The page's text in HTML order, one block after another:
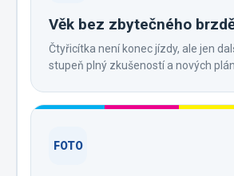
Věk bez zbytečného
Čtyřicítka není konec jízdy, ale jen
stupeň plný zkušeností a nových
FOTO